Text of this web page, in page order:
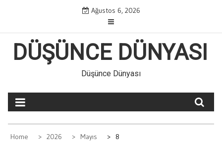
Ağustos 6, 2026
DÜŞÜNCE DÜNYASI
Düşünce Dünyası
Home 2026 Mayıs 8